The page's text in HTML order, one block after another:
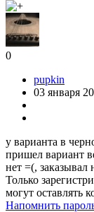
0
pupkin
03 января
у варианта в
пришел вариант
нет =(, заказывал
Только
могут оставлять
Напомнить